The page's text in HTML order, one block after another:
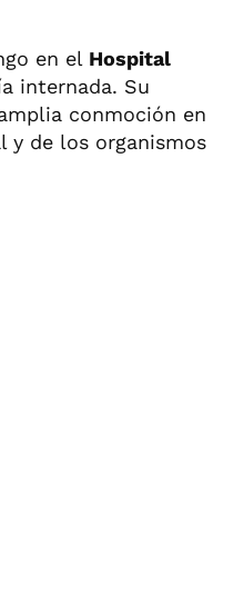
en el Hospital
internada. Su
conmoción en
de los organismos